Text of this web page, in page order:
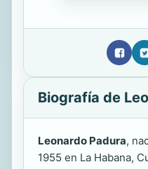
Biografía de
Leonardo Padura,
1955 en La Habana,